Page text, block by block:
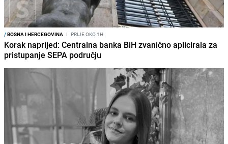
/BOSNA I HERCEGOVINA I PRIJE OKO 1H
Korak naprijed: Centralna banka BiH zvanično aplicirala za
pristupanje SEPA području